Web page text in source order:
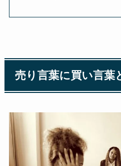
売り言葉に買い言葉